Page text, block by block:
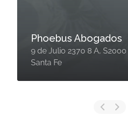
Phoebus Abogados
9 de Julio 2370 8 A, S2000
Santa Fe